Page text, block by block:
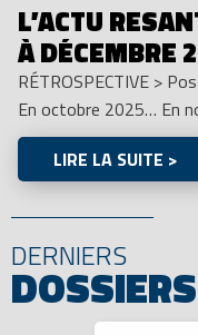
L’ACTU
À DÉCEMBRE
RÉTROSPECTIVE >
En octobre 2025… En
LIRE LA SUITE >
DERNIERS
DOSSIERS